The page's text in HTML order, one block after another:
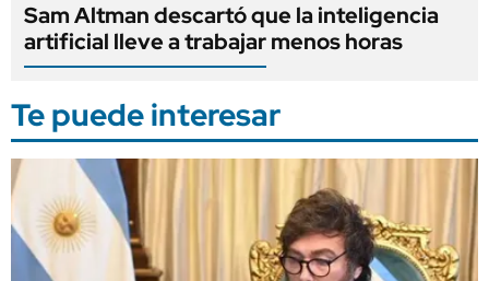
Sam Altman descartó que la inteligencia
artificial lleve a trabajar menos horas
Te puede interesar